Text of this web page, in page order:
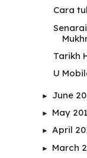
Cara
Tarikh
U
► June
► May
► April
► March